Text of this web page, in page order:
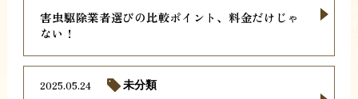
害虫駆除業者選びの比較ポイント、料金だけじゃ
ない！
2025.05.24 未分類